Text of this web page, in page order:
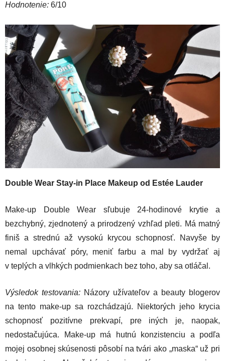
Hodnotenie: 6/10
Double Wear Stay-in Place Makeup od Estée Lauder
Make-up Double Wear sľubuje 24-hodinové krytie a
bezchybný, zjednotený a prirodzený vzhľad pleti. Má matný
finiš a strednú až vysokú krycou schopnosť. Navyše by
nemal upchávať póry, meniť farbu a mal by vydržať aj
v teplých a vlhkých podmienkach bez toho, aby sa otláčal.
Výsledok testovania: Názory užívateľov a beauty blogerov
na tento make-up sa rozchádzajú. Niektorých jeho krycia
schopnosť pozitívne prekvapí, pre iných je, naopak,
nedostačujúca. Make-up má hutnú konzistenciu a podľa
mojej osobnej skúsenosti pôsobí na tvári ako „maska“ už pri